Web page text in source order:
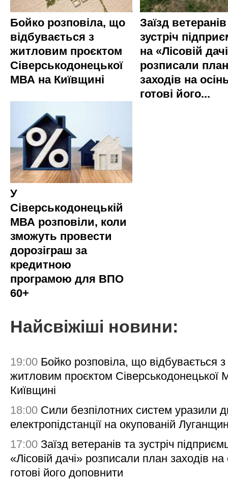
Бойко розповіла, що
відбувається з
житловим проєктом
Сіверськодонецької
МВА на Київщині
Заїзд
зустріч
на «Лісовій
розписали план
заходів на
готові його...
У
Сіверськодонецькій
МВА розповіли, коли
зможуть провести
дорозіграш за
кредитною
програмою для ВПО
60+
Найсвіжіші новини:
19:00 Бойко розповіла, що відбувається з
житловим проєктом Сіверськодонецької
Київщині
18:00 Сили безпілотних систем уразили
електропідстанції на окупованій
17:00 Заїзд ветеранів та зустріч
«Лісовій дачі» розписали план заходів на
готові його доповнити